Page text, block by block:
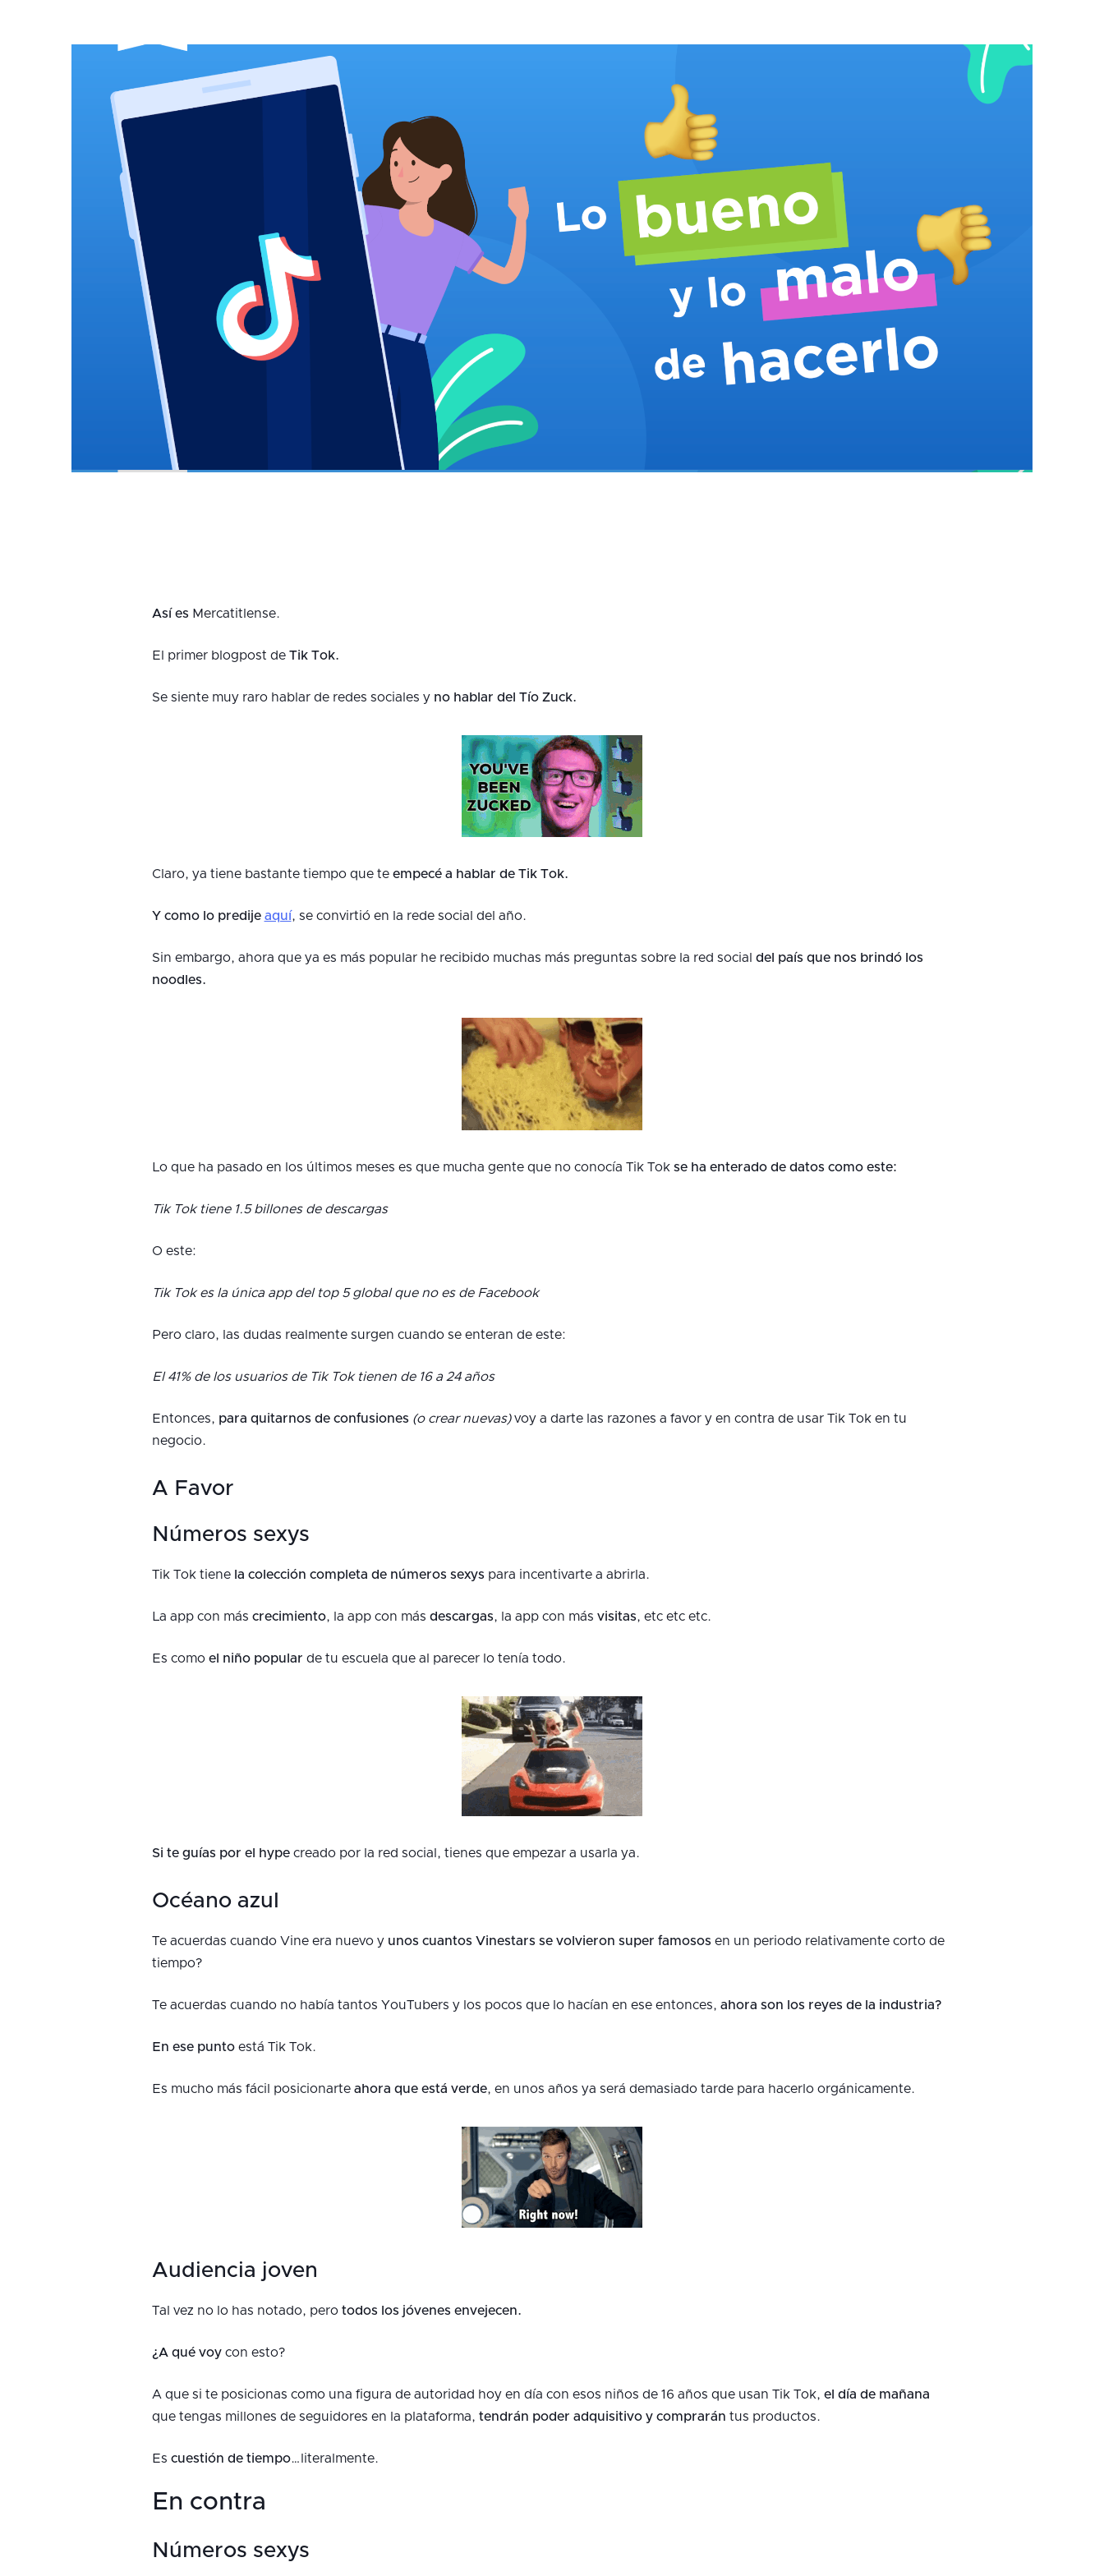
Así es Mercatitlense.
El primer blogpost de Tik Tok.
Se siente muy raro hablar de redes sociales y no hablar del Tío Zuck.
Claro, ya tiene bastante tiempo que teempecé a hablar de Tik Tok.
Y como lo predije aquí, se convirtió en la rede social del año.
Sin embargo, ahora que ya es más popular he recibido muchas más preguntas sobre la red social del país que nos brindó los
noodles.
Lo que ha pasado en los últimos meses es que mucha gente que no conocía Tik Tok se ha enterado de datos como este:
Tik Tok tiene 1.5 billones de descargas
O este:
Tik Tok es la única app del top 5 global que no es de Facebook
Pero claro, las dudas realmente surgen cuando se enteran de este:
El 41% de los usuarios de Tik Tok tienen de 16 a 24 años
Entonces, para quitarnos de confusiones (o crear nuevas)voy a darte las razones a favor y en contra de usar Tik Tok en tu
negocio.
A Favor
Números sexys
Tik Tok tienela colección completa de números sexys para incentivarte a abrirla.
La app con más crecimiento, la app con más descargas, la app con más visitas, etc etc etc.
Es como el niño popular de tu escuela que al parecer lo tenía todo.
Si te guías por el hypecreado por la red social, tienes que empezar a usarla ya.
Océano azul
Te acuerdas cuando Vine era nuevo y unos cuantos Vinestars se volvieron super famosos en un periodo relativamente corto de
tiempo?
Te acuerdas cuando no había tantos YouTubers y los pocos que lo hacían en ese entonces, ahora son los reyes de la industria?
En ese puntoestá Tik Tok.
Es mucho más fácil posicionarte ahora que está verde, en unos años ya será demasiado tarde para hacerlo orgánicamente.
Audiencia joven
Tal vez no lo has notado, pero todos los jóvenes envejecen.
¿A qué voycon esto?
A que si te posicionas como una figura de autoridad hoy en día con esos niños de 16 años que usan Tik Tok, el día de mañana
que tengas millones de seguidores en la plataforma, tendrán poder adquisitivo y comprarán tus productos.
Es cuestión de tiempo…literalmente.
En contra
Números sexys